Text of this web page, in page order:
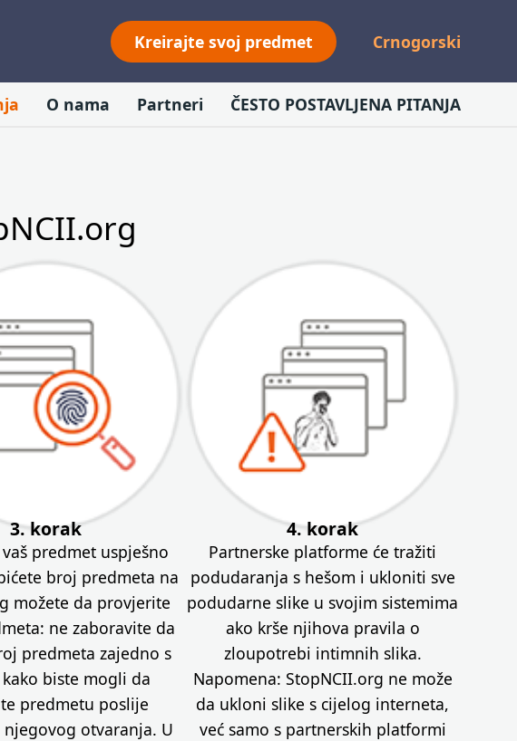
Kreirajte svoj predmet Crnogorski
O nama Partneri ČESTO POSTAVLJENA PITANJA
3. korak
predmet uspješno
broj predmeta na
možete da provjerite
ne zaboravite da
predmeta zajedno s
biste mogli da
predmetu poslije
otvaranja. U
4. korak
Partnerske platforme će tražiti
podudaranja s hešom i ukloniti sve
podudarne slike u svojim sistemima
ako krše njihova pravila o
zloupotrebi intimnih slika.
Napomena: StopNCII.org ne može
da ukloni slike s cijelog interneta,
već samo s partnerskih platformi